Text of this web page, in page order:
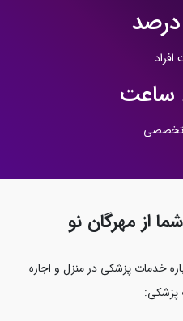
درصد
ساعت
تخصصی
از مهرگان نو
خدمات پزشکی در منزل و اجاره
پزشکی: